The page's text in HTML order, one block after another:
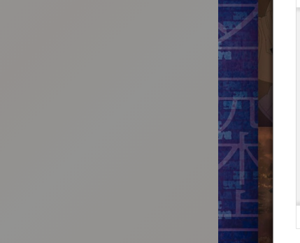
:692.15.692.659:t-vnqp.lunrzsdszk.vn.oi